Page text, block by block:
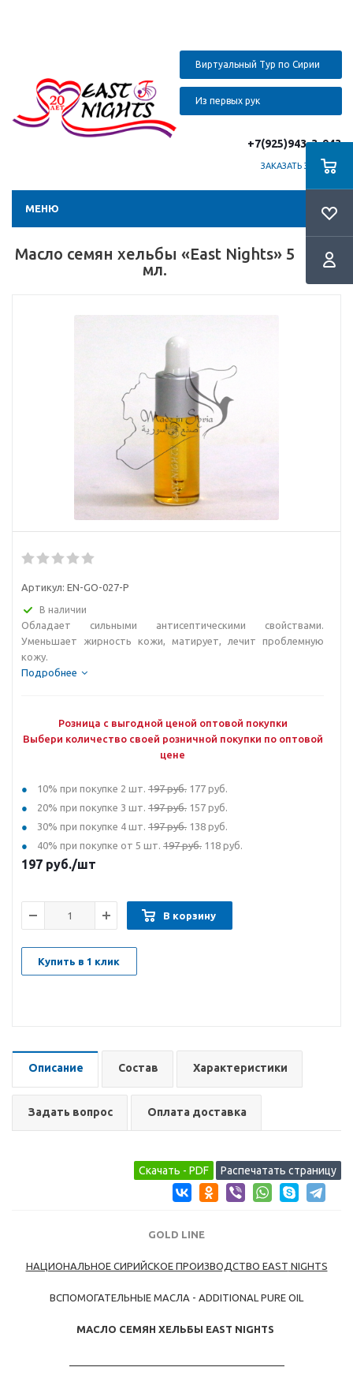
Виртуальный Тур по Сирии
Из первых рук
+7(925)943-3-943
ЗАКАЗАТЬ ЗВОНОК
МЕНЮ
Масло семян хельбы «East Nights» 5
мл.
Артикул: EN-GO-027-P
В наличии
Обладает сильными антисептическими свойствами.
Уменьшает жирность кожи, матирует, лечит проблемную
кожу.
Подробнее
Розница с выгодной ценой оптовой покупки
Выбери количество своей розничной покупки по оптовой
цене
10% при покупке 2 шт. 197 руб. 177 руб.
20% при покупке 3 шт. 197 руб. 157 руб.
30% при покупке 4 шт. 197 руб. 138 руб.
40% при покупке от 5 шт. 197 руб. 118 руб.
197 руб./шт
В корзину
Купить в 1 клик
Описание Состав Характеристики
Задать вопрос Оплата доставка
GOLD LINE
НАЦИОНАЛЬНОЕ СИРИЙСКОЕ ПРОИЗВОДСТВО EAST NIGHTS
ВСПОМОГАТЕЛЬНЫЕ МАСЛА - ADDITIONAL PURE OIL
МАСЛО СЕМЯН ХЕЛЬБЫ EAST NIGHTS